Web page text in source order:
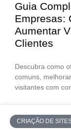
Guia
Empresas:
Aumentar
Clientes
Descubra como
comuns,
visitantes com
CRIAÇÃO DE